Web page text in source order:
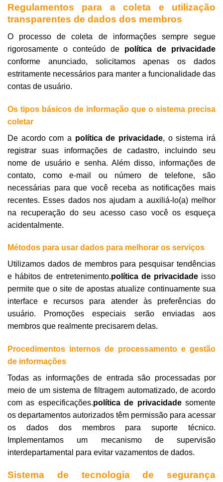
Regulamentos para a coleta e utilização
transparentes de dados dos membros
O processo de coleta de informações sempre segue
rigorosamente o conteúdo de política de privacidade
conforme anunciado, solicitamos apenas os dados
estritamente necessários para manter a funcionalidade das
contas de usuário.
Os tipos básicos de informação que o sistema precisa
coletar
De acordo com a política de privacidade, o sistema irá
registrar suas informações de cadastro, incluindo seu
nome de usuário e senha. Além disso, informações de
contato, como e-mail ou número de telefone, são
necessárias para que você receba as notificações mais
recentes. Esses dados nos ajudam a auxiliá-lo(a) melhor
na recuperação do seu acesso caso você os esqueça
acidentalmente.
Métodos para usar dados para melhorar os serviços
Utilizamos dados de membros para pesquisar tendências
e hábitos de entretenimento.política de privacidade isso
permite que o site de apostas atualize continuamente sua
interface e recursos para atender às preferências do
usuário. Promoções especiais serão enviadas aos
membros que realmente precisarem delas.
Procedimentos internos de processamento e gestão
de informações
Todas as informações de entrada são processadas por
meio de um sistema de filtragem automatizado, de acordo
com as especificações.política de privacidadesomente
os departamentos autorizados têm permissão para acessar
os dados dos membros para suporte técnico.
Implementamos um mecanismo de supervisão
interdepartamental para evitar vazamentos de dados.
Sistema de tecnologia de segurança